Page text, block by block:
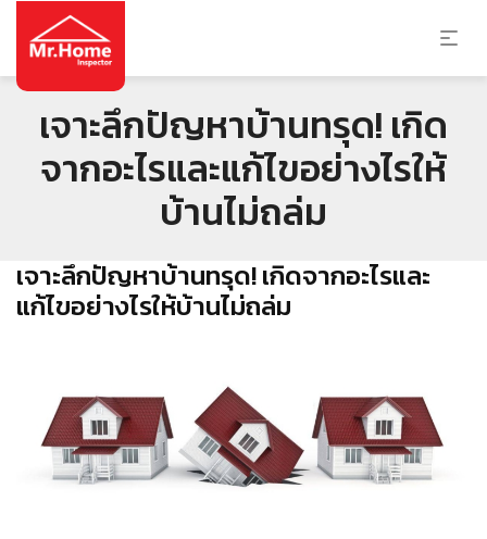
เจาะลึกปัญหาบ้านทรุด! เกิด
จากอะไรและแก้ไขอย่างไรให้
บ้านไม่ถล่ม
เจาะลึกปัญหาบ้านทรุด! เกิดจากอะไรและ
แก้ไขอย่างไรให้บ้านไม่ถล่ม